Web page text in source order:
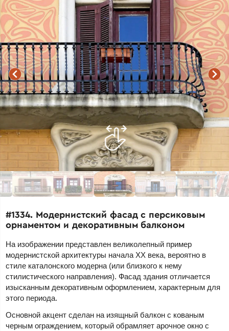
#1334. Модернистский фасад с персиковым
орнаментом и декоративным балконом
На изображении представлен великолепный пример
модернистской архитектуры начала XX века, вероятно в
стиле каталонского модерна (или близкого к нему
стилистического направления). Фасад здания отличается
изысканным декоративным оформлением, характерным для
этого периода.
Основной акцент сделан на изящный балкон с кованым
черным ограждением, который обрамляет арочное окно с